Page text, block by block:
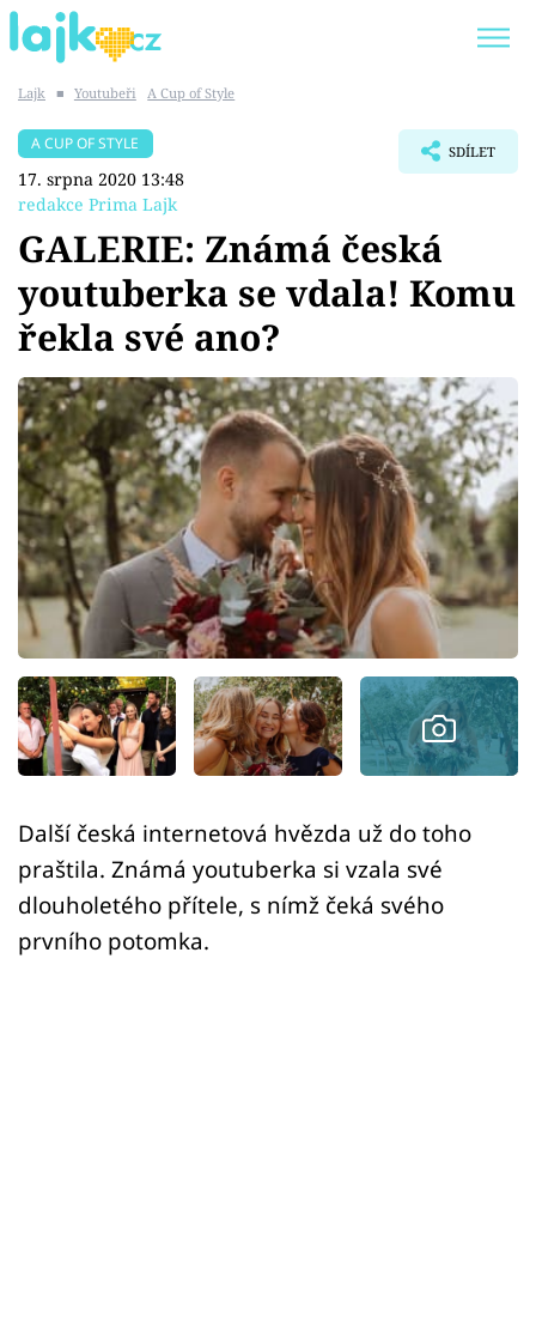
SHOPAHOLICADEL
Témata
Showbyznys
Youtubeři
Virály
Sex a vztahy
Videa
Sledujte prima+
Přihlášení
Sledujte nás
Lajk ■ Youtubeři A Cup of Style
A CUP OF STYLE
17. srpna 2020 13:48
redakce Prima Lajk
SDÍLET
GALERIE: Známá česká
youtuberka se vdala! Komu
řekla své ano?
Další česká internetová hvězda už do toho
praštila. Známá youtuberka si vzala své
dlouholetého přítele, s nímž čeká svého
prvního potomka.